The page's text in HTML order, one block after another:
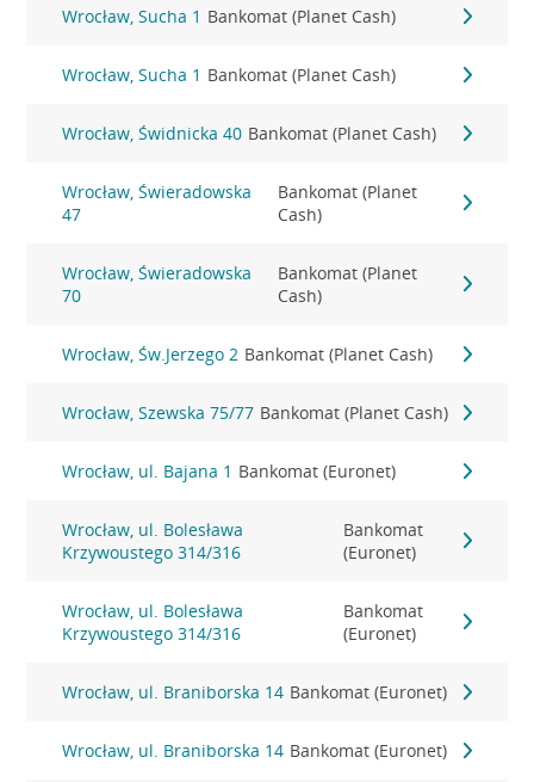
Wrocław, Sucha 1 Bankomat (Planet Cash)
Wrocław, Sucha 1 Bankomat (Planet Cash)
Wrocław, Świdnicka 40 Bankomat (Planet Cash)
Wrocław, Świeradowska
47
Bankomat (Planet
Cash)
Wrocław, Świeradowska
70
Bankomat (Planet
Cash)
Wrocław, Św.Jerzego 2 Bankomat (Planet Cash)
Wrocław, Szewska 75/77 Bankomat (Planet Cash)
Wrocław, ul. Bajana 1 Bankomat (Euronet)
Wrocław, ul. Bolesława
Krzywoustego 314/316
Bankomat
(Euronet)
Wrocław, ul. Bolesława
Krzywoustego 314/316
Bankomat
(Euronet)
Wrocław, ul. Braniborska 14 Bankomat (Euronet)
Wrocław, ul. Braniborska 14 Bankomat (Euronet)